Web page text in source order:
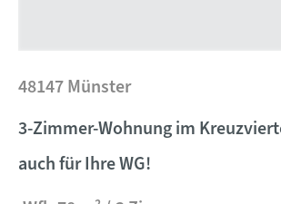
48147 Münster
3-Zimmer-Wohnung im
auch für Ihre WG!